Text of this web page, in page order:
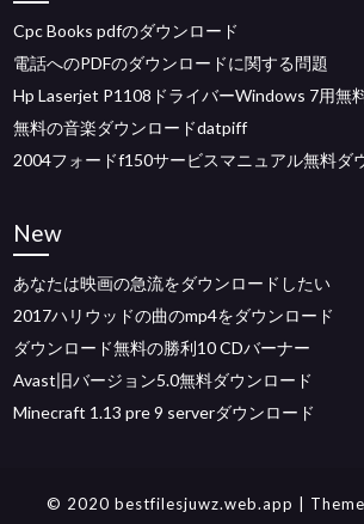
Cpc Books pdfのダウンロード
電話へのPDFのダウンロードに関する問題
Hp Laserjet P1108ドライバーWindows 7用無
無料の音楽ダウンロードdatpiff
2004フォードf150サービスマニュアル無料ダ
New
あなたは映画の急流をダウンロードしたい
2017ハリウッドの曲のmp4をダウンロード
ダウンロード無料の勝利10 CDバーナー
Avast旧バージョン5.0無料ダウンロード
Minecraft 1.13 pre 9 serverダウンロード
© 2020 bestfilesjuwz.web.app |